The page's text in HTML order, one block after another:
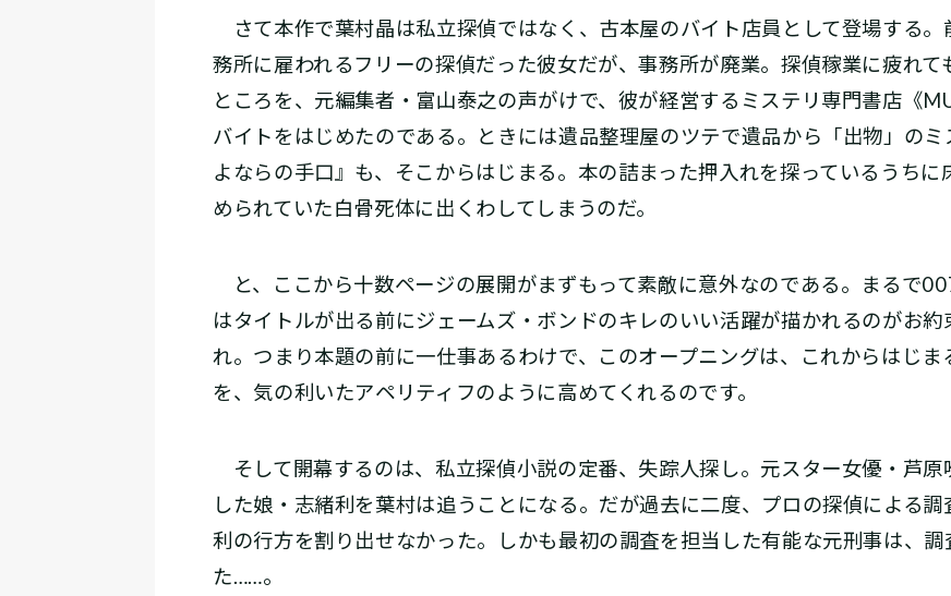
さて本作で葉村晶は私立探偵ではなく、古本屋のバイト店員として登場する
務所に雇われるフリーの探偵だった彼女だが、事務所が廃業。探偵稼業に疲れ
ところを、元編集者・富山泰之の声がけで、彼が経営するミステリ専門書店《
バイトをはじめたのである。ときには遺品整理屋のツテで遺品から「出物」の
よならの手口』も、そこからはじまる。本の詰まった押入れを探っているうち
められていた白骨死体に出くわしてしまうのだ。
と、ここから十数ページの展開がまずもって素敵に意外なのである。まるで
はタイトルが出る前にジェームズ・ボンドのキレのいい活躍が描かれるのがお
れ。つまり本題の前に一仕事あるわけで、このオープニングは、これからはじ
を、気の利いたアペリティフのように高めてくれるのです。
そして開幕するのは、私立探偵小説の定番、失踪人探し。元スター女優・芦
した娘・志緒利を葉村は追うことになる。だが過去に二度、プロの探偵による
利の行方を割り出せなかった。しかも最初の調査を担当した有能な元刑事は、
た……。